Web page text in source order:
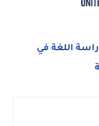
2026 : دراسة اللغة في